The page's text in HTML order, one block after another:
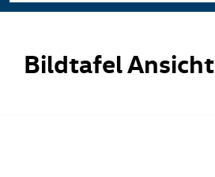
Bildtafel Ansicht